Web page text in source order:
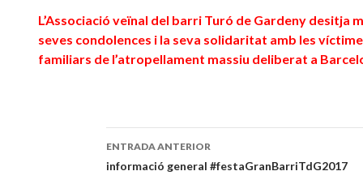
L’Associació veïnal del barri Turó de Gardeny desitja
seves condolences i la seva solidaritat amb les
familiars de l’atropellament massiu deliberat a
Navegación
ENTRADA ANTERIOR
informació general #festaGranBarriTdG2017